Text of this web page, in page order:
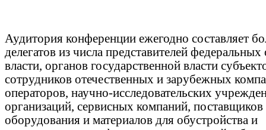
Аудитория конференции ежегодно составляет
делегатов из числа представителей федеральных
власти, органов государственной власти
сотрудников отечественных и зарубежных
операторов, научно-исследовательских
организаций, сервисных компаний, поставщиков
оборудования и материалов для обустройства и